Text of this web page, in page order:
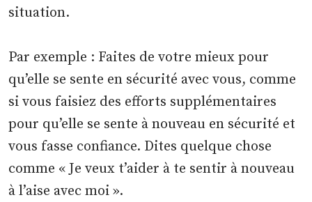
situation.
Par exemple : Faites de votre mieux pour
qu’elle se sente en sécurité avec vous, comme
si vous faisiez des efforts supplémentaires
pour qu’elle se sente à nouveau en sécurité et
vous fasse confiance. Dites quelque chose
comme « Je veux t’aider à te sentir à nouveau
à l’aise avec moi ».